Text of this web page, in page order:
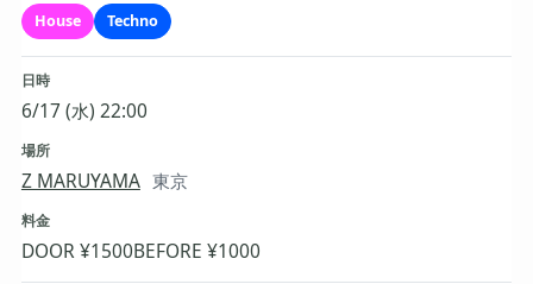
House Techno
日時
6/17 (水) 22:00
場所
Z MARUYAMA 東京
料金
DOOR ¥1500BEFORE ¥1000